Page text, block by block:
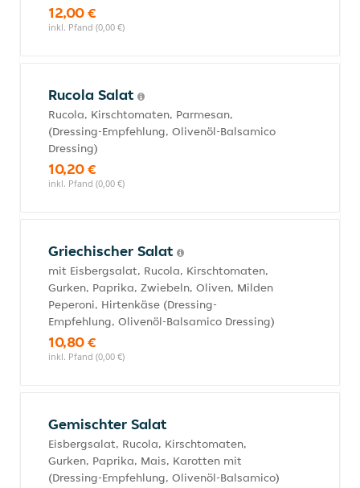
12,00 €
inkl. Pfand (0,00 €)
Rucola Salat
Rucola, Kirschtomaten, Parmesan,
(Dressing-Empfehlung, Olivenöl-Balsamico
Dressing)
10,20 €
inkl. Pfand (0,00 €)
Griechischer Salat
mit Eisbergsalat, Rucola, Kirschtomaten,
Gurken, Paprika, Zwiebeln, Oliven, Milden
Peperoni, Hirtenkäse (Dressing-
Empfehlung, Olivenöl-Balsamico Dressing)
10,80 €
inkl. Pfand (0,00 €)
Gemischter Salat
Eisbergsalat, Rucola, Kirschtomaten,
Gurken, Paprika, Mais, Karotten mit
(Dressing-Empfehlung, Olivenöl-Balsamico)